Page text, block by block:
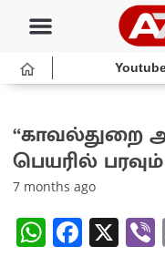
“காவல்துறை
பெயரில்
7 months ago
W Fa X